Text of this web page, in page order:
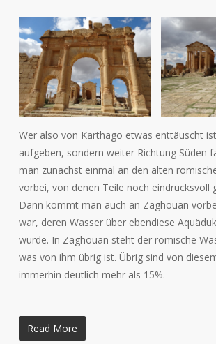
Wer also von Karthago etwas enttäuscht
aufgeben, sondern weiter Richtung Süden
man zunächst einmal an den alten
vorbei, von denen Teile noch eindrucksvoll
Dann kommt man auch an Zaghouan
war, deren Wasser über ebendiese
wurde. In Zaghouan steht der römische
was von ihm übrig ist. Übrig sind von
immerhin deutlich mehr als 15%.
Read More